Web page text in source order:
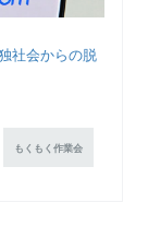
社会からの脱
もくもく作業会